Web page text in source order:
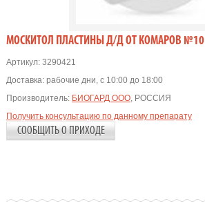
MOСКИТОЛ ПЛАСТИНЫ Д/Д ОТ КОМАРОВ №10
Артикул:3290421
Доставка: рабочие дни, с 10:00 до 18:00
Производитель: БИОГАРД ООО, РОССИЯ
Получить консультацию по данному препарату
СООБЩИТЬ О ПРИХОДЕ